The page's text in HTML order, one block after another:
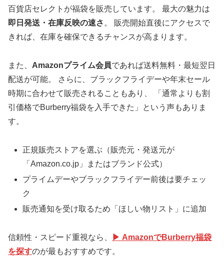
百貨店セレクトが福袋を販売しています。 最大の魅力は
即日発送・在庫反映の速さ 。 販売開始直後にアクセスで
きれば、在庫を確保できるチャンスが高まります。
また、 Amazonプライム会員であれば送料無料・最短翌日
配送が可能。 さらに、ブラックフライデーや年末セール
時期に合わせて販売されることもあり、 「通常よりも割
引価格でBurberry福袋を入手できた」という声もありま
す。
正規販売ストアを選ぶ（販売元・発送元が
「Amazon.co.jp」またはブランド公式）
プライムデーやブラックフライデー前後は要チェッ
ク
販売通知を受け取るため「ほしい物リスト」に追加
信頼性・スピード重視なら、
▶ AmazonでBurberry福袋
を探すのが最もおすすめです。